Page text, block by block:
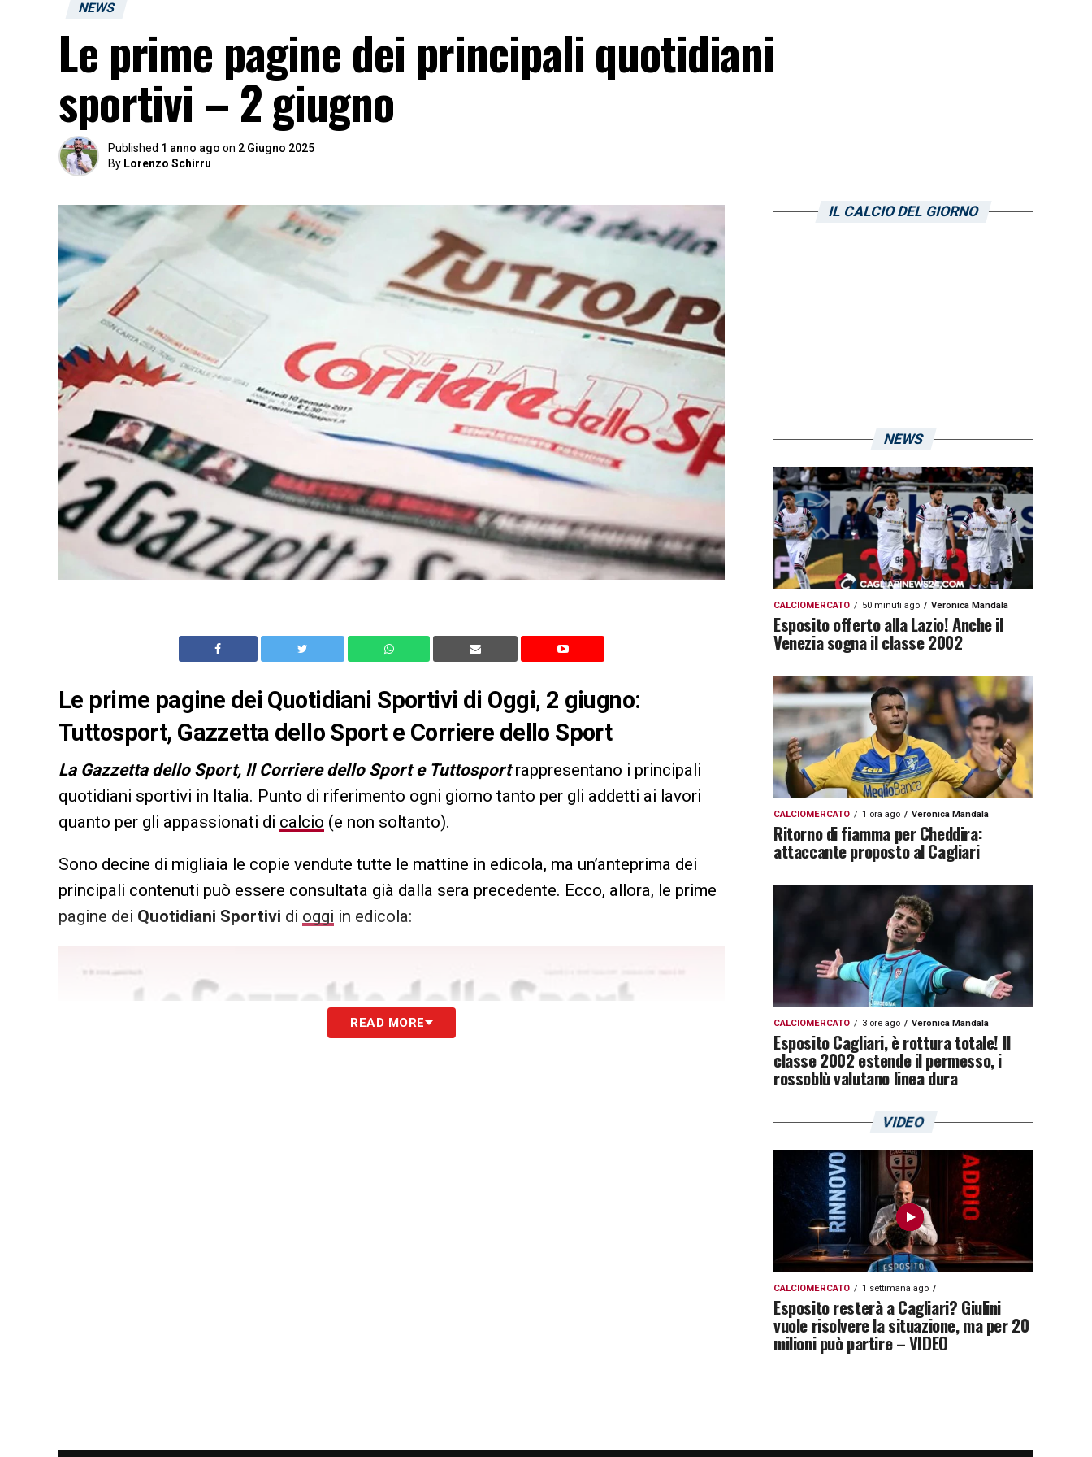
NEWS
Le prime pagine dei principali quotidiani
sportivi – 2 giugno
Published 1 anno ago on 2 Giugno 2025
By Lorenzo Schirru
Le prime pagine dei Quotidiani Sportivi di Oggi, 2 giugno:
Tuttosport, Gazzetta dello Sport e Corriere dello Sport
La Gazzetta dello Sport, Il Corriere dello Sport e Tuttosportrappresentano i principali
quotidiani sportivi in Italia. Punto di riferimento ogni giorno tanto per gli addetti ai lavori
quanto per gli appassionati di calcio (e non soltanto).
Sono decine di migliaia le copie vendute tutte le mattine in edicola, ma un’anteprima dei
principali contenuti può essere consultata già dalla sera precedente. Ecco, allora, le prime
pagine dei Quotidiani Sportivi di oggi in edicola:
READ MORE
IL CALCIO DEL GIORNO
NEWS
CALCIOMERCATO 50 minuti ago Veronica Mandala
Esposito offerto alla Lazio! Anche il
Venezia sogna il classe 2002
CALCIOMERCATO 1 ora ago Veronica Mandala
Ritorno di fiamma per Cheddira:
attaccante proposto al Cagliari
CALCIOMERCATO 3 ore ago Veronica Mandala
Esposito Cagliari, è rottura totale! Il
classe 2002 estende il permesso, i
rossoblù valutano linea dura
VIDEO
CALCIOMERCATO 1 settimana ago
Esposito resterà a Cagliari? Giulini
vuole risolvere la situazione, ma per 20
milioni può partire – VIDEO